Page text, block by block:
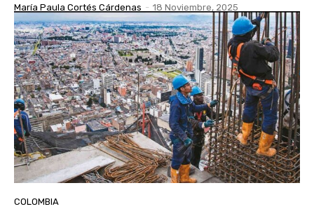
María Paula Cortés Cárdenas - 18 Noviembre, 2025
COLOMBIA